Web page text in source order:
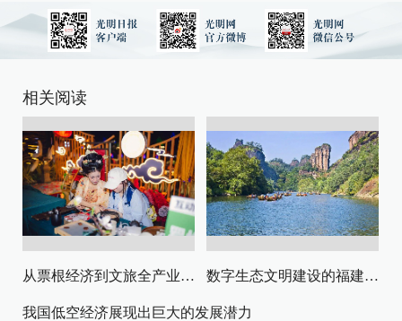
相关阅读
从票根经济到文旅全产业链升级 数字生态文明建设的福建路径与启示
我国低空经济展现出巨大的发展潜力